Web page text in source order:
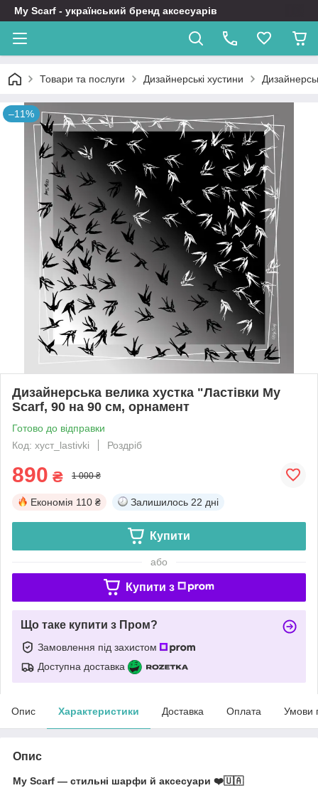
My Scarf - український бренд аксесуарів
Товари та послуги Дизайнерські хустини
–11%
Дизайнерська велика хустка "Ластівки My
Scarf, 90 на 90 см, орнамент
Готово до відправки
Код: хуст_lastivki
Роздріб
890 ₴ 1 000 ₴
Економія 110 ₴ Залишилось 22 дні
Купити
або
Купити з
Що таке купити з Пром?
Замовлення під захистом
Доступна доставка
Опис Характеристики Доставка Оплата Умови
Опис
My Scarf — стильні шарфи й аксесуари ❤️🇺🇦